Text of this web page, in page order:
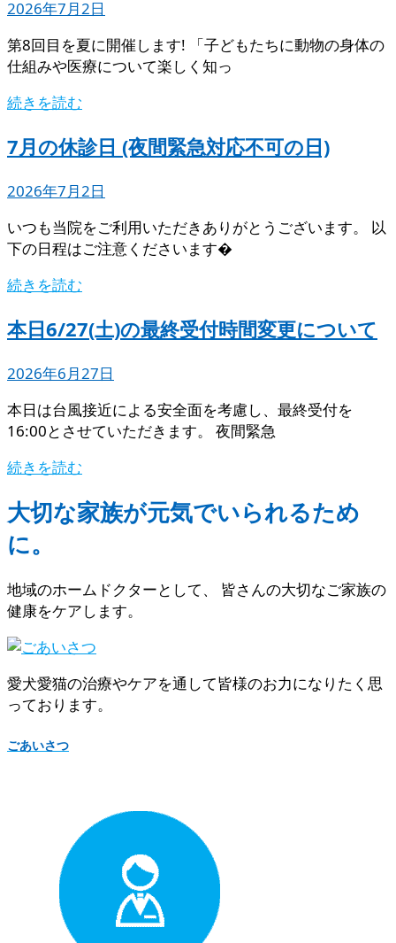
2026年7月2日
第8回目を夏に開催します! 「子どもたちに動物の身体の
仕組みや医療について楽しく知っ
続きを読む
7月の休診日 (夜間緊急対応不可の日)
2026年7月2日
いつも当院をご利用いただきありがとうございます。 以
下の日程はご注意くださいます�
続きを読む
本日6/27(土)の最終受付時間変更について
2026年6月27日
本日は台風接近による安全面を考慮し、最終受付を
16:00とさせていただきます。 夜間緊急
続きを読む
大切な家族が元気でいられるため
に。
地域のホームドクターとして、 皆さんの大切なご家族の
健康をケアします。
愛犬愛猫の治療やケアを通して皆様のお力になりたく思
っております。
ごあいさつ